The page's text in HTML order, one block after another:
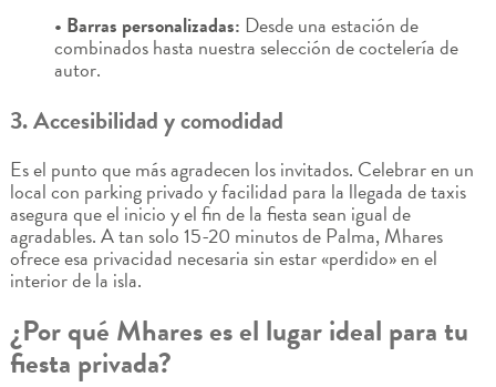
• Barras personalizadas: Desde una estación de
combinados hasta nuestra selección de coctelería de
autor.
3. Accesibilidad y comodidad
Es el punto que más agradecen los invitados. Celebrar en un
local con parking privado y facilidad para la llegada de taxis
asegura que el inicio y el fin de la fiesta sean igual de
agradables. A tan solo 15-20 minutos de Palma, Mhares
ofrece esa privacidad necesaria sin estar «perdido» en el
interior de la isla.
¿Por qué Mhares es el lugar ideal para tu
fiesta privada?